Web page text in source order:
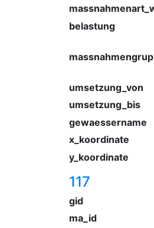
belastung
umsetzung_von
umsetzung_bis
gewaessername
x_koordinate
y_koordinate
117
gid
ma_id